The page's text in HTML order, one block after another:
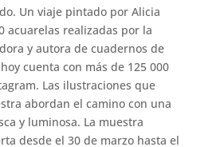
Un viaje pintado por Alicia
acuarelas realizadas por la
y autora de cuadernos de
cuenta con más de 125 000
Las ilustraciones que
abordan el camino con una
y luminosa. La muestra
desde el 30 de marzo hasta el